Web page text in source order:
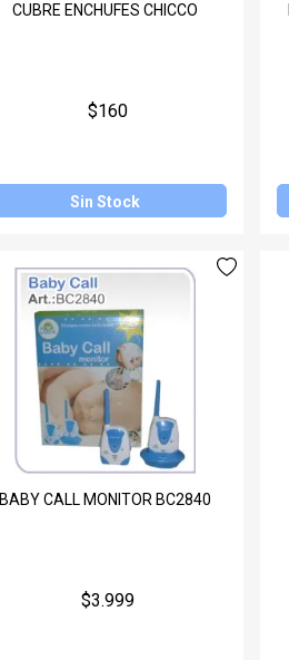
CUBRE ENCHUFES CHICCO
$160
Sin Stock
BABY CALL MONITOR BC2840
$3.999